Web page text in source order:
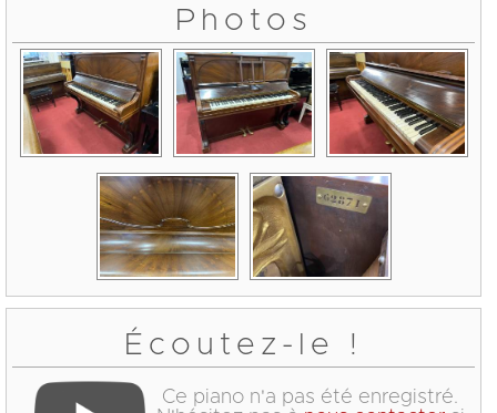
Photos
Écoutez-le !
Ce piano n'a pas été enregistré.